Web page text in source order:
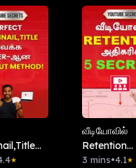
ஆன
★
வீடியோவில்
Retention
அதிகரிக்க 5
3 mins•4.1★